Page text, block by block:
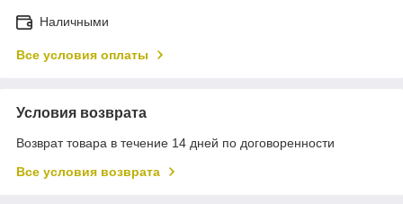
Наличными
Все условия оплаты
Условия возврата
Возврат товара в течение 14 дней по договоренности
Все условия возврата